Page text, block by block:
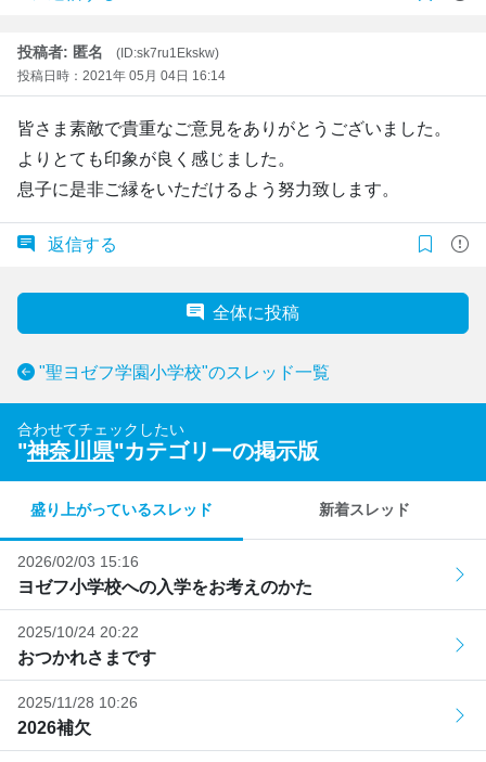
投稿者: 匿名
(ID:sk7ru1Ekskw)
投稿日時：2021年 05月 04日 16:14
皆さま素敵で貴重なご意見をありがとうございました。
よりとても印象が良く感じました。
息子に是非ご縁をいただけるよう努力致します。
返信する
全体に投稿
"聖ヨゼフ学園小学校"のスレッド一覧
合わせてチェックしたい
"神奈川県"カテゴリーの掲示版
盛り上がっているスレッド 新着スレッド
2026/02/03 15:16
ヨゼフ小学校への入学をお考えのかた
2025/10/24 20:22
おつかれさまです
2025/11/28 10:26
2026補欠